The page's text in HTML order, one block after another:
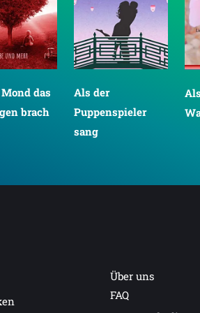
das
brach
Als der
Puppenspieler
sang
Über uns
FAQ